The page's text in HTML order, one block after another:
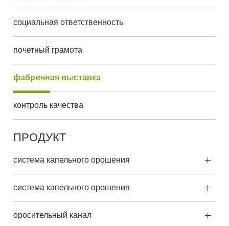
социальная ответственность
почетный грамота
фабричная выставка
контроль качества
ПРОДУКТ
система капельного орошения
система капельного орошения
оросительный канал